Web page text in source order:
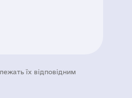
їх відповідним